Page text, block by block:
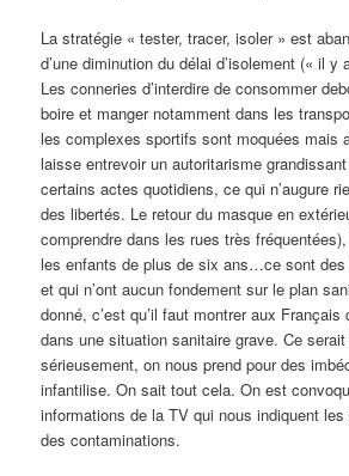
La stratégie « tester, tracer, isoler » est
d’une diminution du délai d’isolement (« il y
Les conneries d’interdire de consommer
boire et manger notamment dans les
les complexes sportifs sont moquées mais
laisse entrevoir un autoritarisme
certains actes quotidiens, ce qui n’augure
des libertés. Le retour du masque en
comprendre dans les rues très
les enfants de plus de six ans…ce sont des
et qui n’ont aucun fondement sur le plan
donné, c’est qu’il faut montrer aux
dans une situation sanitaire grave. Ce
sérieusement, on nous prend pour des
infantilise. On sait tout cela. On est
informations de la TV qui nous indiquent
des contaminations.